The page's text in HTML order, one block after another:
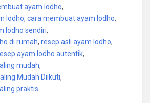
ayam lodho,
lodho, cara membuat ayam lodho,
lodho sendiri,
di rumah, resep asli ayam lodho,
ayam lodho autentik,
mudah,
Mudah Diikuti,
praktis